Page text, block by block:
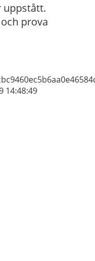
uppstått.
prova
14:48:49